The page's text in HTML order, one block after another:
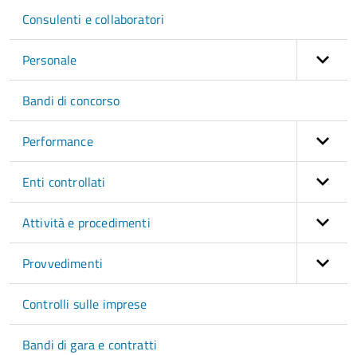
Consulenti e collaboratori
Personale
Bandi di concorso
Performance
Enti controllati
Attività e procedimenti
Provvedimenti
Controlli sulle imprese
Bandi di gara e contratti